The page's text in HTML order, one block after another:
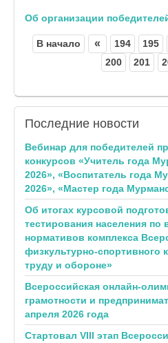
Об организации
В начало « 194 195
200
201
Последние новости
Вебинар для победителей
конкурсов «Учитель года
2026», «Воспитатель года
2026», «Мастер года
Об итогах курсовой
тестирования населения
нормативов комплекса
физкультурно-спортивного
труду и обороне»
Всероссийская онлайн-
грамотности и
апреля 2026 года
Стартовал VIII этап